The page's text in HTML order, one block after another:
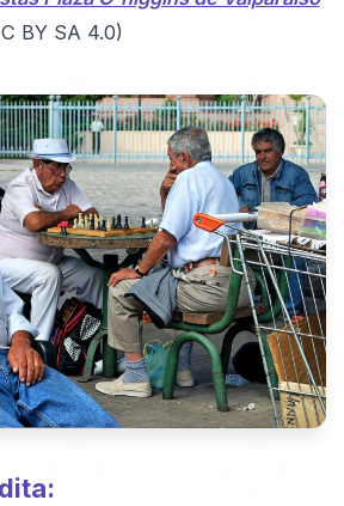
BY SA 4.0)